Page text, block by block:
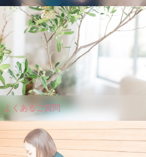
よくあるご質問